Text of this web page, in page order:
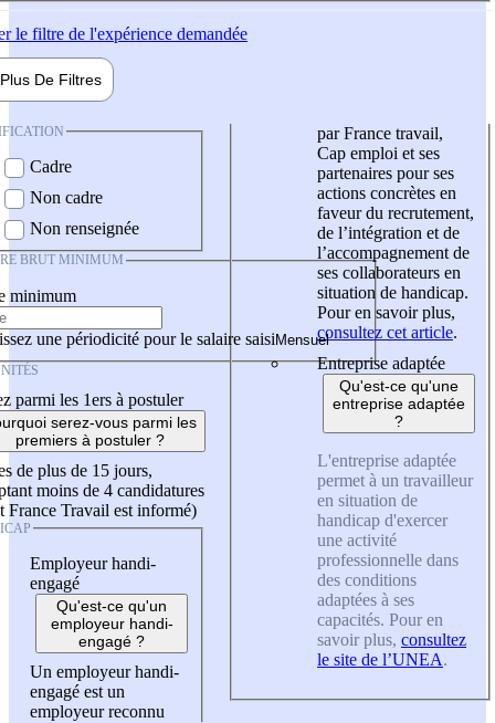
le filtre de l'expérience demandée
Plus De Filtres
Cadre
Non cadre
Non renseignée
BRUT MINIMUM
minimum
une périodicité pour le salaire saisi
parmi les 1ers à postuler
serez-vous parmi les
premiers à postuler ?
de plus de 15 jours,
moins de 4 candidatures
France Travail est informé)
Employeur handi-
engagé
Qu'est-ce qu'un
employeur handi-
engagé ?
Un employeur handi-
engagé est un
employeur reconnu
par France travail,
Cap emploi et ses
partenaires pour ses
actions concrètes en
faveur du recrutement,
de l’intégration et de
l’accompagnement de
ses collaborateurs en
situation de handicap.
Pour en savoir plus,
consultez cet article.
Entreprise adaptée
Qu'est-ce qu'une
entreprise adaptée
?
L'entreprise adaptée
permet à un travailleur
en situation de
handicap d'exercer
une activité
professionnelle dans
des conditions
adaptées à ses
capacités. Pour en
savoir plus, consultez
le site de l’UNEA.